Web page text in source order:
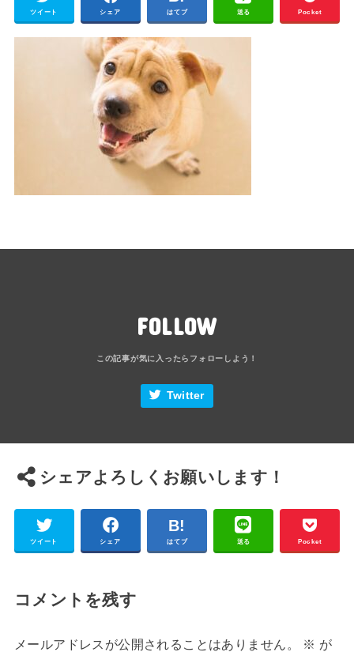
ツイート シェア はてブ 送る Pocket
FOLLOW
Twitter
シェアよろしくお願いします！
ツイート シェア はてブ 送る Pocket
コメントを残す
メールアドレスが公開されることはありません。 ※ が